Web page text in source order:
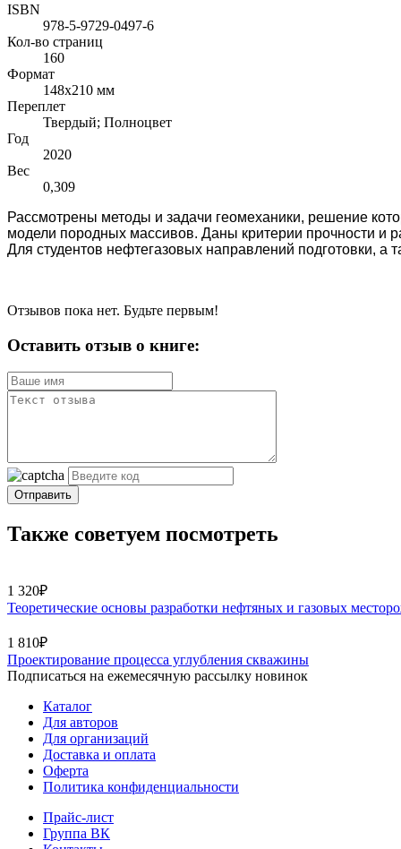
ISBN
978-5-9729-0497-6
Кол-во страниц
160
Формат
148x210 мм
Переплет
Твердый; Полноцвет
Год
2020
Вес
0,309
Рассмотрены методы и задачи геомеханики, решение
модели породных массивов. Даны критерии прочно­сти и
Для студентов нефтегазовых направлений подготовки, а
Отзывов пока нет. Будьте первым!
Оставить отзыв о книге:
Отправить
Также советуем посмотреть
1 320₽
Теоретические основы разработки нефтяных и газовых
1 810₽
Проектирование процесса углубления скважины
Подписаться на ежемесячную рассылку новинок
Каталог
Для авторов
Для организаций
Доставка и оплата
Оферта
Политика конфиденциальности
Прайс-лист
Группа ВК